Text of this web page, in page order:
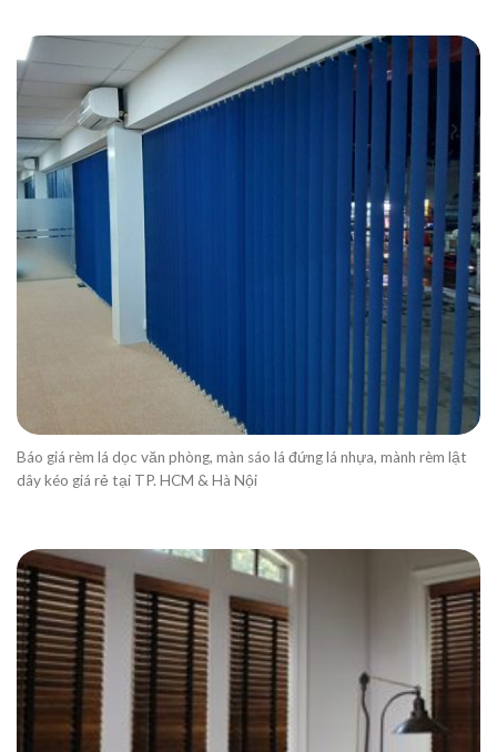
Báo giá rèm lá dọc văn phòng, màn sáo lá đứng lá nhựa, mành rèm lật
dây kéo giá rẻ tại TP. HCM & Hà Nội